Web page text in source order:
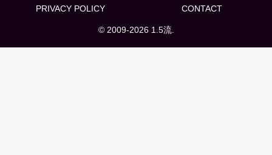
PRIVACY POLICY CONTACT
© 2009-2026 1.5流.